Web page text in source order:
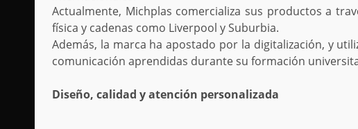
Actualmente, Michplas comercializa sus productos a
física y cadenas como Liverpool y Suburbia.
Además, la marca ha apostado por la digitalización, y
comunicación aprendidas durante su formación
Diseño, calidad y atención personalizada